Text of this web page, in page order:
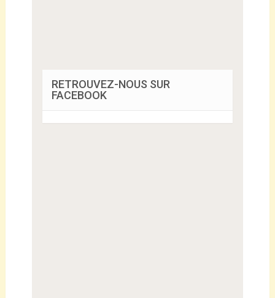
RETROUVEZ-NOUS SUR
FACEBOOK